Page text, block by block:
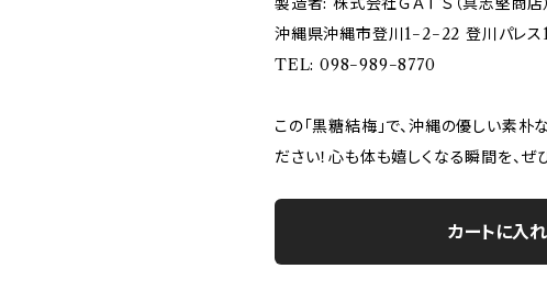
沖縄県沖縄市登川1−2−22 登川パレス
TEL: 098−989−8770
この「黒糖結梅」で、沖縄の優しい素
ださい！心も体も嬉しくなる瞬間を、ぜ
カートに入